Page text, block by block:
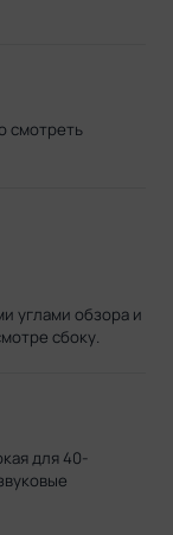
смотреть
углами обзора и
сбоку.
для 40-